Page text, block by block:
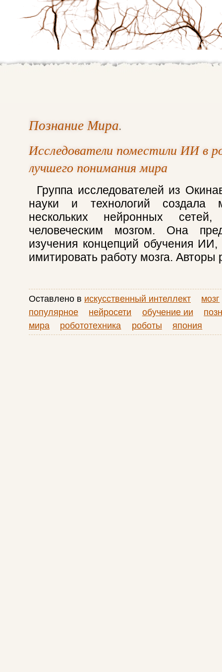
Познание Мира.
Исследователи поместили ИИ в
лучшего понимания мира
Группа исследователей из
науки и технологий
нескольких нейронных сетей,
человеческим мозгом. Она
изучения концепций обучения
имитировать работу мозга. Авторы
Оставлено в искусственный интеллект
мозг
популярное
нейросети обучение ии
мира
робототехника роботы япония